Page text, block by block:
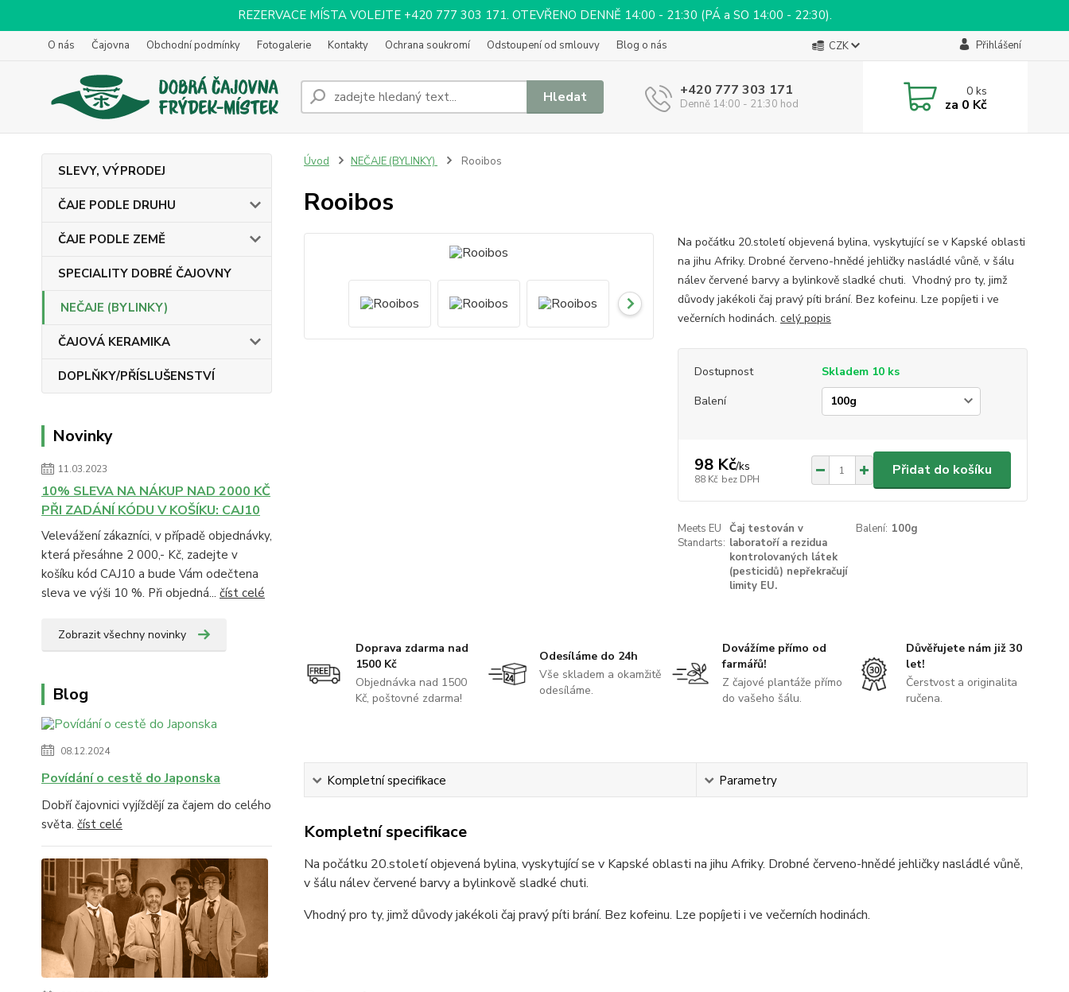
REZERVACE MÍSTA VOLEJTE +420 777 303 171. OTEVŘENO DENNĚ 14:00 - 21:30 (PÁ a SO 14:00 - 22:30).
O nás Čajovna Obchodní podmínky Fotogalerie Kontakty Ochrana soukromí Odstoupení od smlouvy Blog o nás CZK Přihlášení
Hledat +420 777 303 171
Denně 14:00 - 21:30 hod
0ks
za 0 Kč
SLEVY, VÝPRODEJ
ČAJE PODLE DRUHU
ČAJE PODLE ZEMĚ
SPECIALITY DOBRÉ ČAJOVNY
NEČAJE (BYLINKY)
ČAJOVÁ KERAMIKA
DOPLŇKY/PŘÍSLUŠENSTVÍ
Novinky
11.03.2023
10% SLEVA NA NÁKUP NAD 2000 KČ
PŘI ZADÁNÍ KÓDU V KOŠÍKU: CAJ10
Velevážení zákazníci, v případě objednávky,
která přesáhne 2 000,- Kč, zadejte v
košíku kód CAJ10 a bude Vám odečtena
sleva ve výši 10 %. Při objedná... číst celé
Zobrazit všechny novinky
Blog
08.12.2024
Povídání o cestě do Japonska
Dobří čajovnici vyjíždějí za čajem do celého
světa. číst celé
Úvod NEČAJE (BYLINKY) Rooibos
Rooibos
Na počátku 20.století objevená bylina, vyskytující se v Kapské oblasti
na jihu Afriky. Drobné červeno-hnědé jehličky nasládlé vůně, v šálu
nálev červené barvy a bylinkově sladké chuti. Vhodný pro ty, jimž
důvody jakékoli čaj pravý píti brání. Bez kofeinu. Lze popíjeti i ve
večerních hodinách. celý popis
Dostupnost
Skladem 10 ks
Balení
98 Kč/ks
88 Kč bez DPH
Přidat do košíku
Meets EU
Standarts:
Čaj testován v
laboratoří a rezidua
kontrolovaných látek
(pesticidů) nepřekračují
limity EU.
Balení: 100g
Doprava zdarma nad
1500 Kč
Objednávka nad 1500
Kč, poštovné zdarma!
Odesíláme do 24h
Vše skladem a okamžitě
odesíláme.
Dovážíme přímo od
farmářů!
Z čajové plantáže přímo
do vašeho šálu.
Důvěřujete nám již 30
let!
Čerstvost a originalita
ručena.
Kompletní specifikace Parametry
Kompletní specifikace
Na počátku 20.století objevená bylina, vyskytující se v Kapské oblasti na jihu Afriky. Drobné červeno-hnědé jehličky nasládlé vůně,
v šálu nálev červené barvy a bylinkově sladké chuti.
Vhodný pro ty, jimž důvody jakékoli čaj pravý píti brání. Bez kofeinu. Lze popíjeti i ve večerních hodinách.